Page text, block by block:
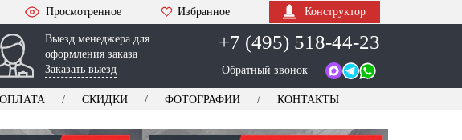
Просмотренное Избранное Конструктор
Выезд менеджера для
оформления заказа
Заказать выезд
+7 (495) 518-44-23
Обратный звонок
ОПЛАТА СКИДКИ ФОТОГРАФИИ КОНТАКТЫ